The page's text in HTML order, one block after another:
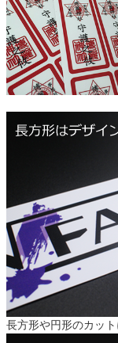
長方形や円形のカッ